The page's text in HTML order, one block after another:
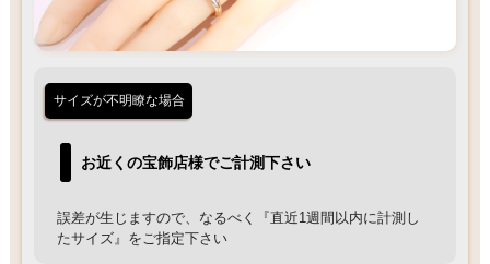
サイズが不明瞭な場合
お近くの宝飾店様でご計測下さい
誤差が生じますので、なるべく『直近1週間以内に計測し
たサイズ』をご指定下さい